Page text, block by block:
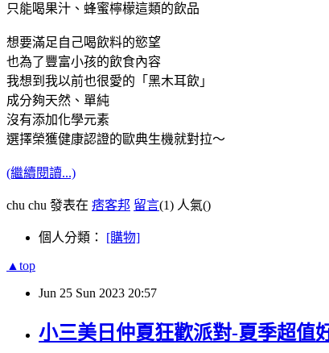
只能喝果汁、蜂蜜檸檬這類的飲品
想要滿足自己喝飲料的慾望
也為了豐富小孩的飲食內容
我想到我以前也很愛的「黑木耳飲」
成分夠天然、單純
沒有添加化學元素
選擇榮獲健康認證的歐典生機就對拉～
(繼續閱讀...)
chu chu 發表在 痞客邦 留言(1) 人氣()
個人分類： [購物]
▲top
Jun 25 Sun 2023 20:57
小三美日仲夏狂歡派對-夏季超值